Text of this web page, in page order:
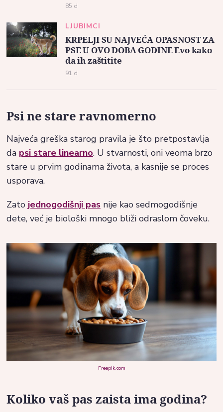
85 d
LJUBIMCI
KRPELJI SU NAJVEĆA OPASNOST ZA
PSE U OVO DOBA GODINE Evo kako
da ih zaštitite
91 d
Psi ne stare ravnomerno
Najveća greška starog pravila je što pretpostavlja
da psi stare linearno. U stvarnosti, oni veoma brzo
stare u prvim godinama života, a kasnije se proces
usporava.
Zato jednogodišnji pas nije kao sedmogodišnje
dete, već je biološki mnogo bliži odraslom čoveku.
Freepik.com
Koliko vaš pas zaista ima godina?